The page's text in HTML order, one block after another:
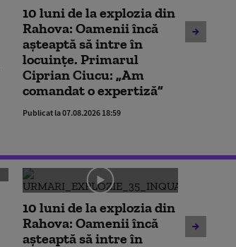
10 luni de la explozia din
Rahova: Oamenii încă
așteaptă să intre în
locuințe. Primarul
Ciprian Ciucu: „Am
comandat o expertiză”
Publicat la 07.08.2026 18:59
10 luni de la explozia din
Rahova: Oamenii încă
așteaptă să intre în